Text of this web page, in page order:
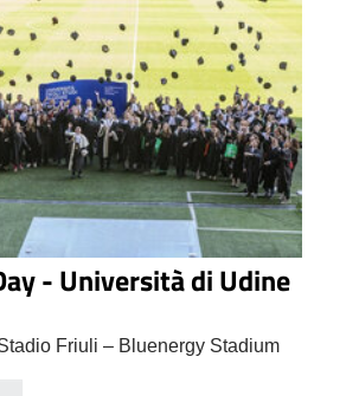
- Università di Udine
Friuli – Bluenergy Stadium